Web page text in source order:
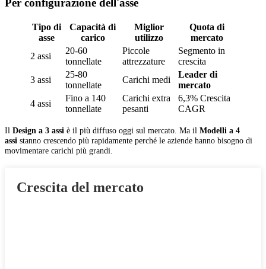
Tipo di
asse
Capacità di
carico
Miglior
utilizzo
Quota di
mercato
2 assi
20-60
tonnellate
Piccole
attrezzature
Segmento in
crescita
3 assi
25-80
tonnellate
Carichi medi
Leader di
mercato
4 assi
Fino a 140
tonnellate
Carichi extra
pesanti
6,3% Crescita
CAGR
Il Design a 3 assi è il più diffuso oggi sul mercato. Ma il Modelli a 4
assi stanno crescendo più rapidamente perché le aziende hanno bisogno di
movimentare carichi più grandi.
Crescita del mercato